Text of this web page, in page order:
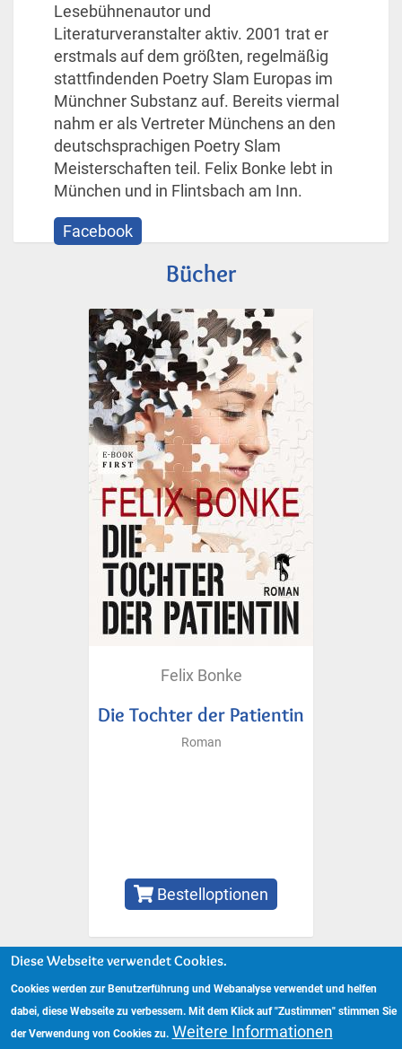
Lesebühnenautor und
Literaturveranstalter aktiv. 2001 trat er
erstmals auf dem größten, regelmäßig
stattfindenden Poetry Slam Europas im
Münchner Substanz auf. Bereits viermal
nahm er als Vertreter Münchens an den
deutschsprachigen Poetry Slam
Meisterschaften teil. Felix Bonke lebt in
München und in Flintsbach am Inn.
Facebook
Bücher
Felix Bonke
Die Tochter der Patientin
Roman
Bestelloptionen
Copyright © 2024 www.hockebooks.de – Alle Rechte vorbehalten.
Fußzeilenmenü Datenschutzerklärung
Impressum
Diese Webseite verwendet Cookies.
Cookies werden zur Benutzerführung und Webanalyse verwendet und helfen
dabei, diese Webseite zu verbessern. Mit dem Klick auf "Zustimmen" stimmen Sie
der Verwendung von Cookies zu. Weitere Informationen